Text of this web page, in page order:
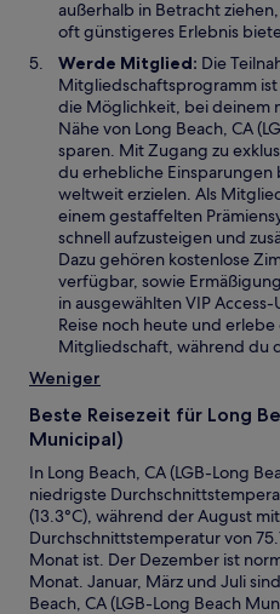
außerhalb in Betracht
oft günstigeres Erlebnis
Werde Mitglied: Die
Mitgliedschaftsprogramm
die Möglichkeit, bei deinem
Nähe von Long Beach, CA
sparen. Mit Zugang zu
du erhebliche Einsparungen
weltweit erzielen. Als
einem gestaffelten
schnell aufzusteigen und
Dazu gehören kostenlose
verfügbar, sowie
in ausgewählten VIP
Reise noch heute und
Mitgliedschaft, während du
Weniger
Beste Reisezeit für Long
Municipal)
In Long Beach, CA (LGB-Long
niedrigste
(13.3°C), während der August
Durchschnittstemperatur von
Monat ist. Der Dezember ist
Monat. Januar, März und Juli
Beach, CA (LGB-Long Beach